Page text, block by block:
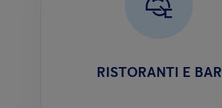
RISTORANTI E BAR